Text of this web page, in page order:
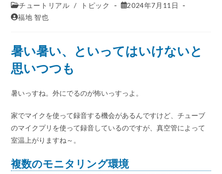
チュートリアル / トピック
2024年7月11日
福地 智也
暑い暑い、といってはいけないと
思いつつも
暑いっすね。外にでるのが怖いっすっよ。
家でマイクを使って録音する機会があるんですけど、チューブ
のマイクプリを使って録音しているのですが、真空管によって
室温上がりますね～。
複数のモニタリング環境